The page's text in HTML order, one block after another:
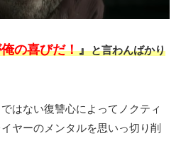
の喜びだ！』と言わんばかり
はない復讐心によってノクティ
ヤーのメンタルを思いっ切り削